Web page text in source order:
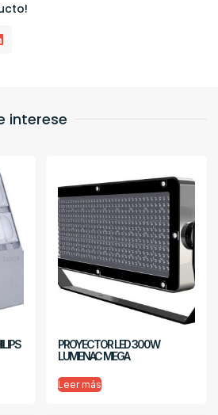
interese
PROYECTOR LED 300W
LUMENAC MEGA
Leer más